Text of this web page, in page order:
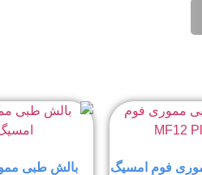
فوم امسیگ
بالش طبی